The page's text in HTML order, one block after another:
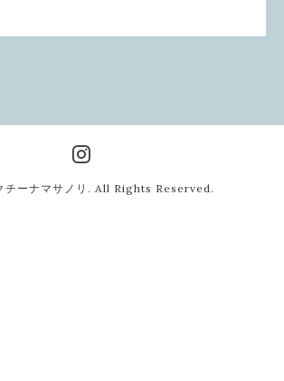
チーナマサノリ . All Rights Reserved.